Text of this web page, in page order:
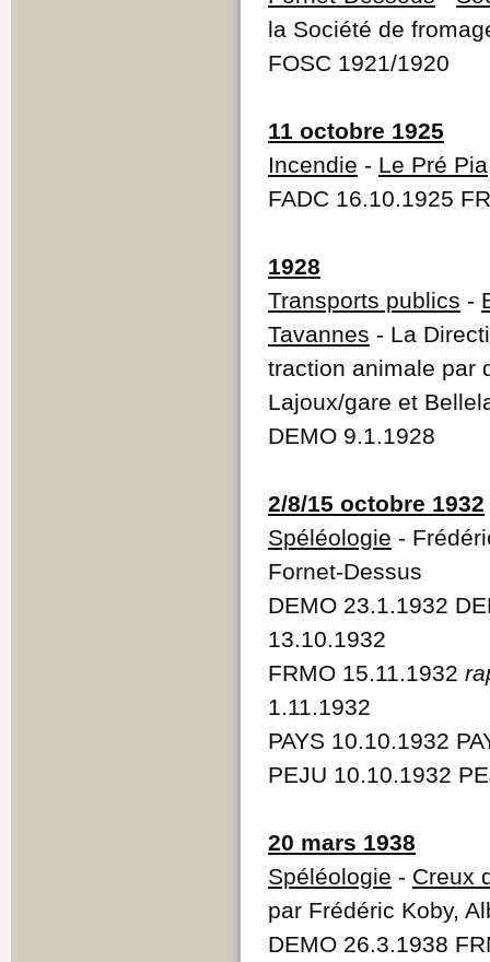
la Société de
FOSC 1921/1920
11 octobre 1925
Incendie - Le Pré Pia
FADC 16.10.1925
1928
Transports publics -
Tavannes - La
traction animale par
Lajoux/gare et
DEMO 9.1.1928
2/8/15 octobre 1932
Spéléologie -
Fornet-Dessus
DEMO 23.1.1932
13.10.1932
FRMO 15.11.1932
1.11.1932
PAYS 10.10.1932
PEJU 10.10.1932
20 mars 1938
Spéléologie - Creux
par Frédéric Koby,
DEMO 26.3.1938